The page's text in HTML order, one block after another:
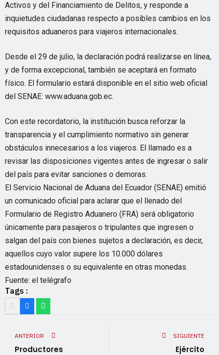
Activos y del Financiamiento de Delitos, y responde a
inquietudes ciudadanas respecto a posibles cambios en los
requisitos aduaneros para viajeros internacionales.
Desde el 29 de julio, la declaración podrá realizarse en línea,
y de forma excepcional, también se aceptará en formato
físico. El formulario estará disponible en el sitio web oficial
del SENAE: www.aduana.gob.ec.
Con este recordatorio, la institución busca reforzar la
transparencia y el cumplimiento normativo sin generar
obstáculos innecesarios a los viajeros. El llamado es a
revisar las disposiciones vigentes antes de ingresar o salir
del país para evitar sanciones o demoras.
El Servicio Nacional de Aduana del Ecuador (SENAE) emitió
un comunicado oficial para aclarar que el llenado del
Formulario de Registro Aduanero (FRA) será obligatorio
únicamente para pasajeros o tripulantes que ingresen o
salgan del país con bienes sujetos a declaración, es decir,
aquellos cuyo valor supere los 10.000 dólares
estadounidenses o su equivalente en otras monedas.
Fuente: el telégrafo
Tags :
ANTERIOR
Productores
SIGUIENTE
Ejército